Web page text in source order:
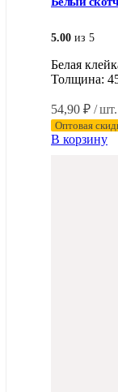
5.00 из 5
Белая
Толщина:
54,90 ₽ / шт.
Оптовая
В корзину